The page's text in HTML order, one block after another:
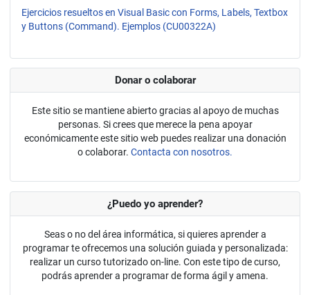
Ejercicios resueltos en Visual Basic con Forms, Labels, Textbox
y Buttons (Command). Ejemplos (CU00322A)
Donar o colaborar
Este sitio se mantiene abierto gracias al apoyo de muchas
personas. Si crees que merece la pena apoyar
económicamente este sitio web puedes realizar una donación
o colaborar. Contacta con nosotros.
¿Puedo yo aprender?
Seas o no del área informática, si quieres aprender a
programar te ofrecemos una solución guiada y personalizada:
realizar un curso tutorizado on-line. Con este tipo de curso,
podrás aprender a programar de forma ágil y amena.